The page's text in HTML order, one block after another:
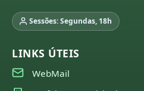
Sessões: Segundas, 18h
LINKS ÚTEIS
WebMail